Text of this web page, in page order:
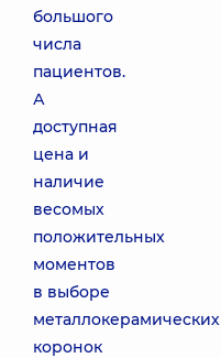
большого
числа
пациентов.
А
доступная
цена и
наличие
весомых
положительных
моментов
в выборе
металлокерамических
коронок